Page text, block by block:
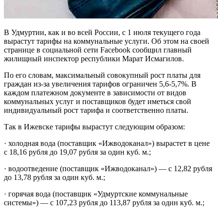
В Удмуртии, как и во всей России, с 1 июля текущего года
вырастут тарифы на коммунальные услуги. Об этом на своей
странице в социальной сети Facebook сообщил главный
жилищный инспектор республики Марат Исмагилов.
По его словам, максимальный совокупный рост платы для
граждан из-за увеличения тарифов ограничен 5,6-5,7%. В
каждом платежном документе в зависимости от видов
коммунальных услуг и поставщиков будет иметься свой
индивидуальный рост тарифа и соответственно платы.
Так в Ижевске тарифы вырастут следующим образом:
· холодная вода (поставщик «Ижводоканал») вырастет в цене
с 18,16 рубля до 19,07 рубля за один куб. м.;
· водоотведение (поставщик «Ижводоканал») — с 12,82 рубля
до 13,78 рубля за один куб. м.;
· горячая вода (поставщик «Удмуртские коммунальные
системы») — с 107,23 рубля до 113,87 рубля за один куб. м.;